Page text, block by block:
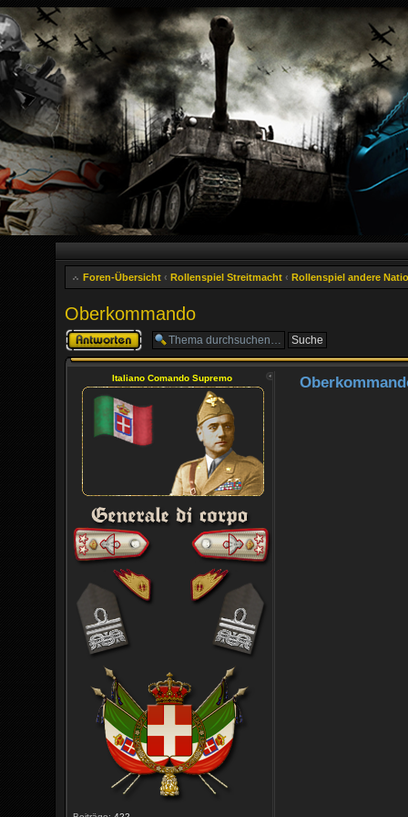
Foren-Übersicht ‹ Rollenspiel Streitmacht ‹ Rollenspiel andere
Oberkommando
Antwort erstellen
Italiano Comando Supremo